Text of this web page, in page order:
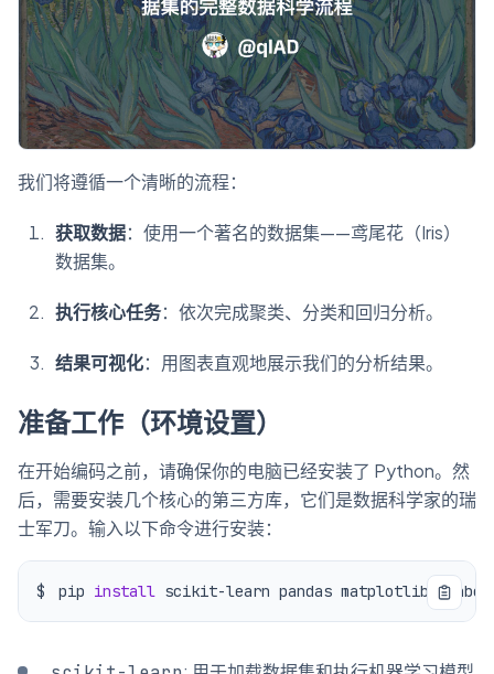
我们将遵循一个清晰的流程：
获取数据：使用一个著名的数据集——鸢尾花（Iris）
数据集。
执行核心任务：依次完成聚类、分类和回归分析。
结果可视化：用图表直观地展示我们的分析结果。
准备工作（环境设置）
在开始编码之前，请确保你的电脑已经安装了 Python。然
后，需要安装几个核心的第三方库，它们是数据科学家的瑞
士军刀。输入以下命令进行安装：
pip install